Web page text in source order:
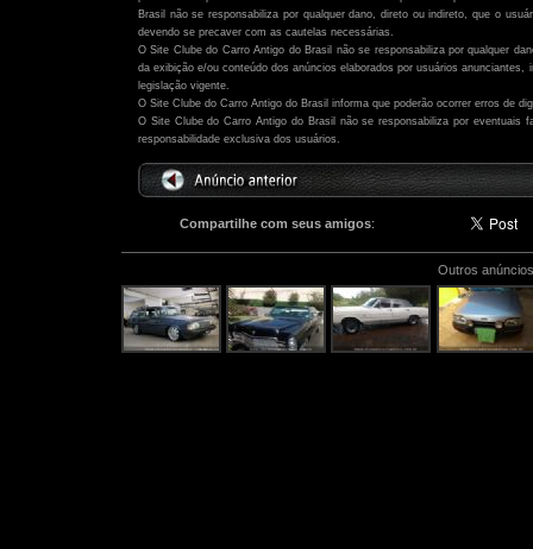
Brasil não se responsabiliza por qualquer dano, direto ou indireto, que o
devendo se precaver com as cautelas necessárias.
O Site Clube do Carro Antigo do Brasil não se responsabiliza por qualquer
da exibição e/ou conteúdo dos anúncios elaborados por usuários
legislação vigente.
O Site Clube do Carro Antigo do Brasil informa que poderão ocorrer erros de
O Site Clube do Carro Antigo do Brasil não se responsabiliza por eventuais
responsabilidade exclusiva dos usuários.
Compartilhe com seus amigos:
Outros